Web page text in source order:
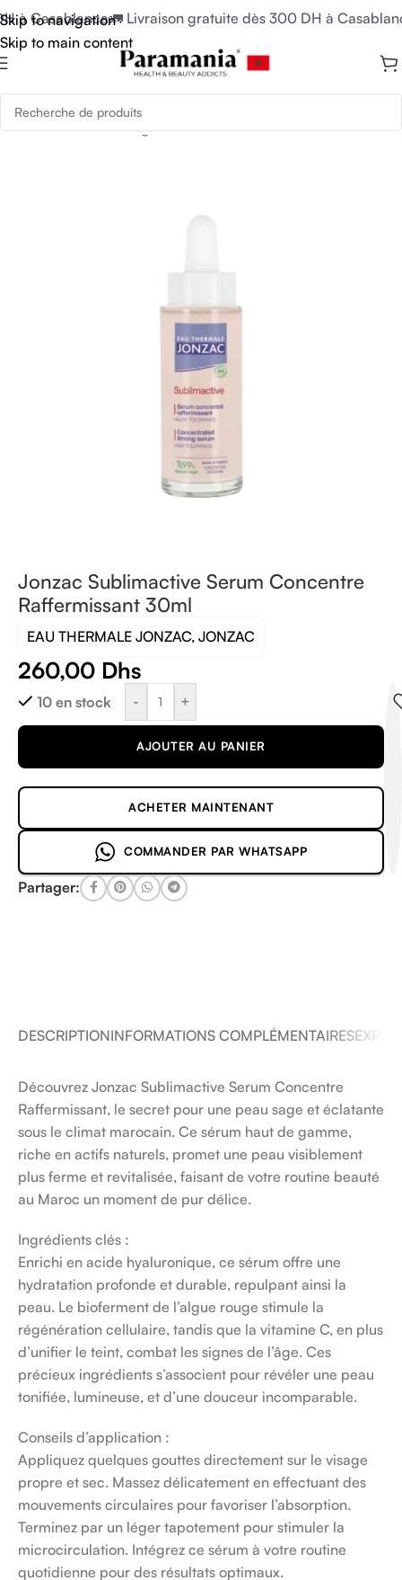
Skip to navigation
Skip to main content
à Casablanca🚛 Livraison gratuite dès 300 DH à
Accueil/Soins du Visage/Sérums
Jonzac Sublimactive Serum Concentre
Raffermissant 30ml
EAU THERMALE JONZAC, JONZAC
260,00 Dhs
10 en stock - +
AJOUTER AU PANIER
ACHETER MAINTENANT
COMMANDER PAR WHATSAPP
Partager:
DESCRIPTIONINFORMATIONS COMPLÉMENTAIRES
Découvrez Jonzac Sublimactive Serum Concentre
Raffermissant, le secret pour une peau sage et éclatante
sous le climat marocain. Ce sérum haut de gamme,
riche en actifs naturels, promet une peau visiblement
plus ferme et revitalisée, faisant de votre routine beauté
au Maroc un moment de pur délice.
Ingrédients clés :
Enrichi en acide hyaluronique, ce sérum offre une
hydratation profonde et durable, repulpant ainsi la
peau. Le bioferment de l’algue rouge stimule la
régénération cellulaire, tandis que la vitamine C, en plus
d’unifier le teint, combat les signes de l’âge. Ces
précieux ingrédients s’associent pour révéler une peau
tonifiée, lumineuse, et d’une douceur incomparable.
Conseils d’application :
Appliquez quelques gouttes directement sur le visage
propre et sec. Massez délicatement en effectuant des
mouvements circulaires pour favoriser l’absorption.
Terminez par un léger tapotement pour stimuler la
microcirculation. Intégrez ce sérum à votre routine
quotidienne pour des résultats optimaux.